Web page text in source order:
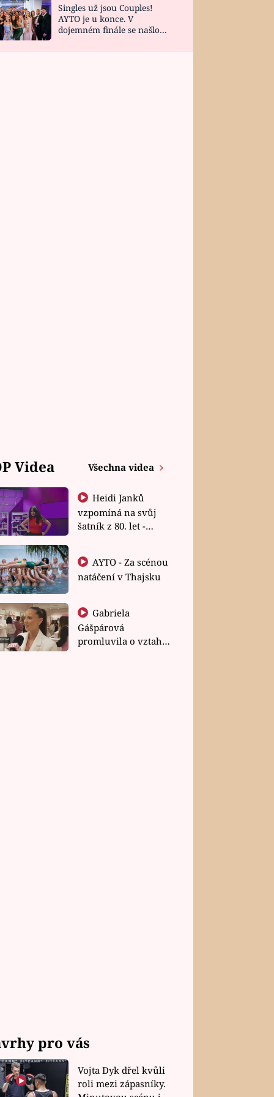
Singles už jsou Couples!
AYTO je u konce. V
dojemném finále se našlo
Videa Všechna videa
Heidi Janků
vzpomíná na svůj
šatník z 80. let -
natáčení v Thajsku
Gabriela
Gášpárová
promluvila o vztahu
pro vás
Vojta Dyk dřel kvůli
roli mezi zápasníky.